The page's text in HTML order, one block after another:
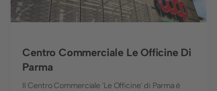
Centro Commerciale Le Officine Di
Parma
Il Centro Commerciale 'Le Officine' di Parma è